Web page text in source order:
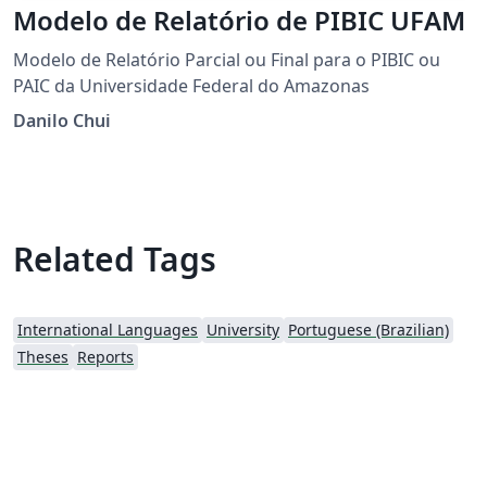
Modelo de Relatório de PIBIC UFAM
Modelo de Relatório Parcial ou Final para o PIBIC ou
PAIC da Universidade Federal do Amazonas
Danilo Chui
Related Tags
International Languages University Portuguese (Brazilian)
Theses Reports